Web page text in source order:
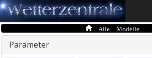
Alle Modelle
Parameter